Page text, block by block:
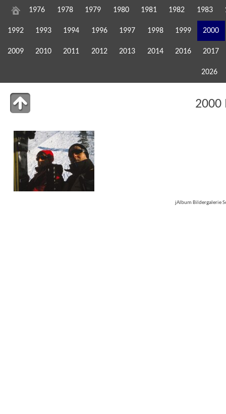
1976 1978 1979 1980 1981 1982 1983
1992 1993 1994 1996 1997 1998 1999 2000
2009 2010 2011 2012 2013 2014 2016 2017
2026
2000
jAlbum Bildergalerie